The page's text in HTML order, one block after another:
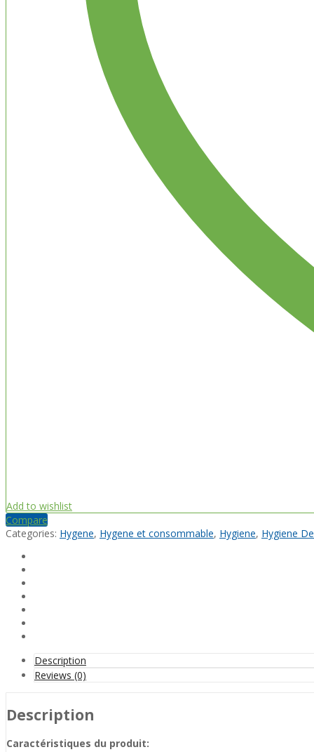
Add to wishlist
Compare
Categories: Hygene, Hygene et consommable, Hygiene, Hygiene
Description
Reviews (0)
Description
Caractéristiques du produit: